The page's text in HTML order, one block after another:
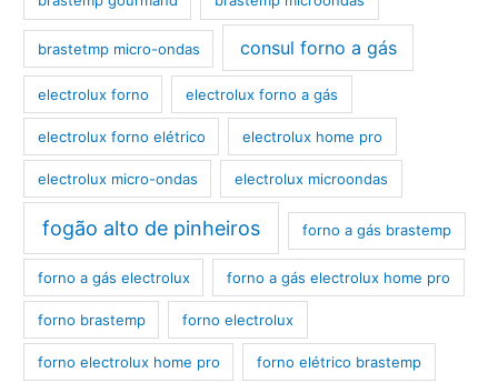
brastetmp micro-ondas consul forno a gás
electrolux forno electrolux forno a gás
electrolux forno elétrico electrolux home pro
electrolux micro-ondas electrolux microondas
fogão alto de pinheiros forno a gás brastemp
forno a gás electrolux forno a gás electrolux home pro
forno brastemp forno electrolux
forno electrolux home pro forno elétrico brastemp